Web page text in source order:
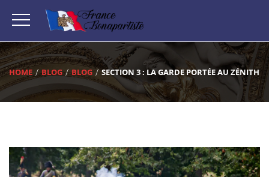
HOME BLOG BLOG SECTION 3 : LA GARDE PORTÉE AU ZÉNITH